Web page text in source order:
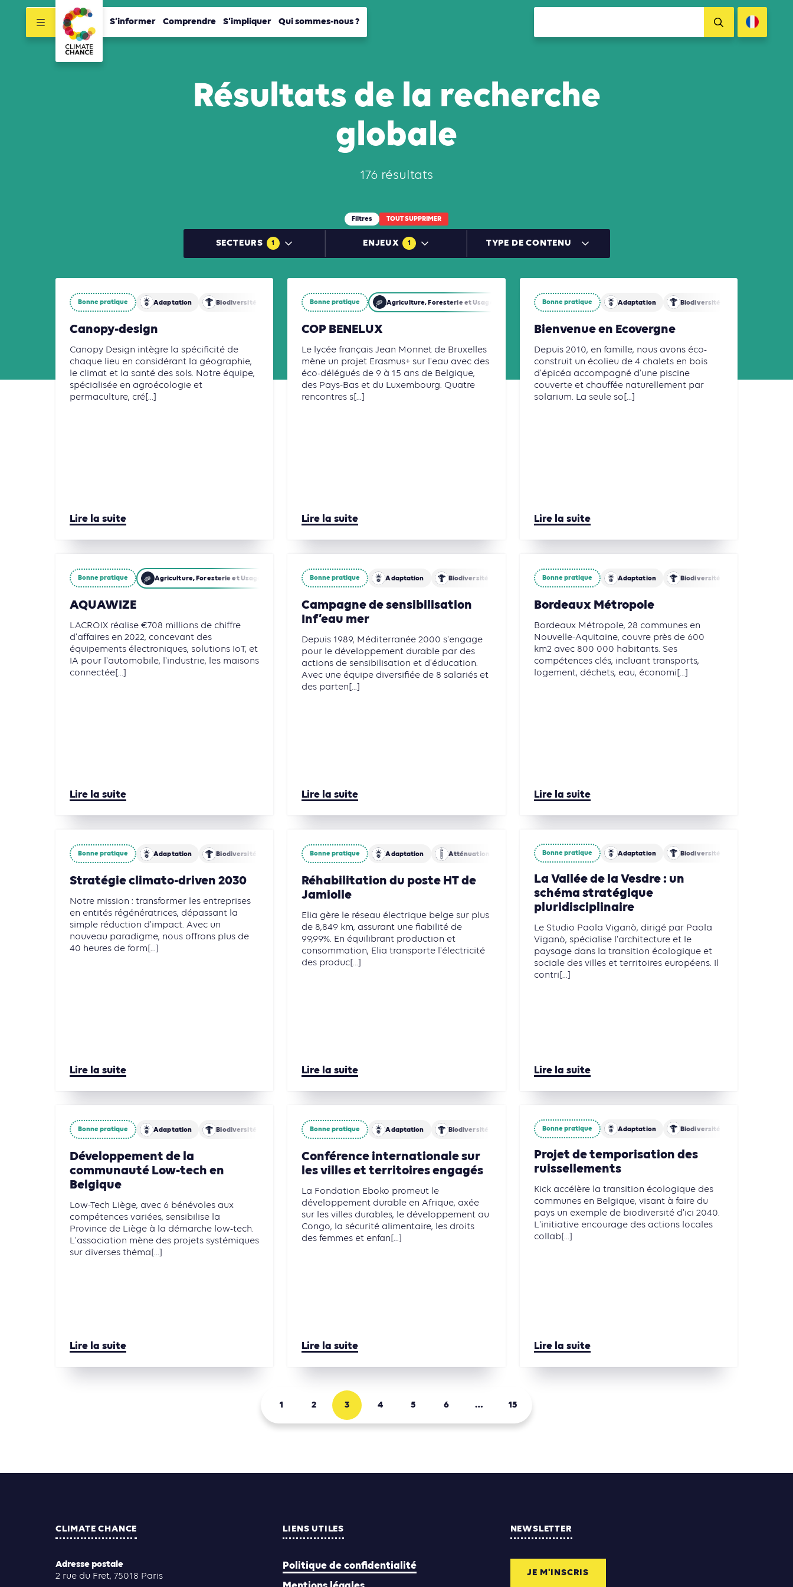
S’informer Comprendre S’impliquer Qui sommes-nous ?
Résultats de la recherche
globale
176 résultats
Filtres TOUT SUPPRIMER
SECTEURS 1 ENJEUX 1 TYPE DE CONTENU
Bonne pratique Adaptation Biodiversité Agriculture, Foresterie et Usages des sols Bâtiments Énergies
Canopy-design
Canopy Design intègre la spécificité de
chaque lieu en considérant la géographie,
le climat et la santé des sols. Notre équipe,
spécialisée en agroécologie et
permaculture, cré[...]
Lire la suite
Bonne pratique Agriculture, Foresterie et Usages des sols
COP BENELUX
Le lycée français Jean Monnet de Bruxelles
mène un projet Erasmus+ sur l'eau avec des
éco-délégués de 9 à 15 ans de Belgique,
des Pays-Bas et du Luxembourg. Quatre
rencontres s[...]
Lire la suite
Bonne pratique Adaptation Biodiversité
Bienvenue en Ecovergne
Depuis 2010, en famille, nous avons éco-
construit un écolieu de 4 chalets en bois
d'épicéa accompagné d'une piscine
couverte et chauffée naturellement par
solarium. La seule so[...]
Lire la suite
Bonne pratique Agriculture, Foresterie et Usages des sols
AQUAWIZE
LACROIX réalise €708 millions de chiffre
d'affaires en 2022, concevant des
équipements électroniques, solutions IoT, et
IA pour l'automobile, l'industrie, les maisons
connectée[...]
Lire la suite
Bonne pratique Adaptation Biodiversité Agriculture, Foresterie et Usages des sols
Campagne de sensibilisation
Inf’eau mer
Depuis 1989, Méditerranée 2000 s'engage
pour le développement durable par des
actions de sensibilisation et d'éducation.
Avec une équipe diversifiée de 8 salariés et
des parten[...]
Lire la suite
Bonne pratique Adaptation Biodiversité
Bordeaux Métropole
Bordeaux Métropole, 28 communes en
Nouvelle-Aquitaine, couvre près de 600
km2 avec 800 000 habitants. Ses
compétences clés, incluant transports,
logement, déchets, eau, économi[...]
Lire la suite
Bonne pratique Adaptation Biodiversité Circularité Agriculture, Foresterie et Usages des sols
Stratégie climato-driven 2030
Notre mission : transformer les entreprises
en entités régénératrices, dépassant la
simple réduction d'impact. Avec un
nouveau paradigme, nous offrons plus de
40 heures de form[...]
Lire la suite
Bonne pratique Adaptation Atténuation Agriculture, Foresterie et Usages des sols
Réhabilitation du poste HT de
Jamiolle
Elia gère le réseau électrique belge sur plus
de 8,849 km, assurant une fiabilité de
99,99%. En équilibrant production et
consommation, Elia transporte l'électricité
des produc[...]
Lire la suite
Bonne pratique Adaptation Biodiversité
La Vallée de la Vesdre : un
schéma stratégique
pluridisciplinaire
Le Studio Paola Viganò, dirigé par Paola
Viganò, spécialise l'architecture et le
paysage dans la transition écologique et
sociale des villes et territoires européens. Il
contri[...]
Lire la suite
Bonne pratique Adaptation Biodiversité Circularité Eau Agriculture, Foresterie et Usages des sols Bâtiments Énergies
Développement de la
communauté Low-tech en
Belgique
Low-Tech Liège, avec 6 bénévoles aux
compétences variées, sensibilise la
Province de Liège à la démarche low-tech.
L'association mène des projets systémiques
sur diverses théma[...]
Lire la suite
Bonne pratique Adaptation Biodiversité Finance Agriculture, Foresterie et Usages des sols
Conférence internationale sur
les villes et territoires engagés
La Fondation Eboko promeut le
développement durable en Afrique, axée
sur les villes durables, le développement au
Congo, la sécurité alimentaire, les droits
des femmes et enfan[...]
Lire la suite
Bonne pratique Adaptation Biodiversité
Projet de temporisation des
ruissellements
Kick accélère la transition écologique des
communes en Belgique, visant à faire du
pays un exemple de biodiversité d'ici 2040.
L'initiative encourage des actions locales
collab[...]
Lire la suite
1 2 3 4 5 6 … 15
CLIMATE CHANCE
Adresse postale
2 rue du Fret, 75018 Paris
LIENS UTILES
Politique de confidentialité
NEWSLETTER
JE M'INSCRIS